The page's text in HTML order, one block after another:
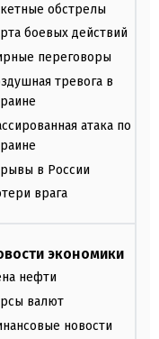
обстрелы
боевых действий
переговоры
тревога в
атака по
в России
врага
экономики
нефти
валют
новости